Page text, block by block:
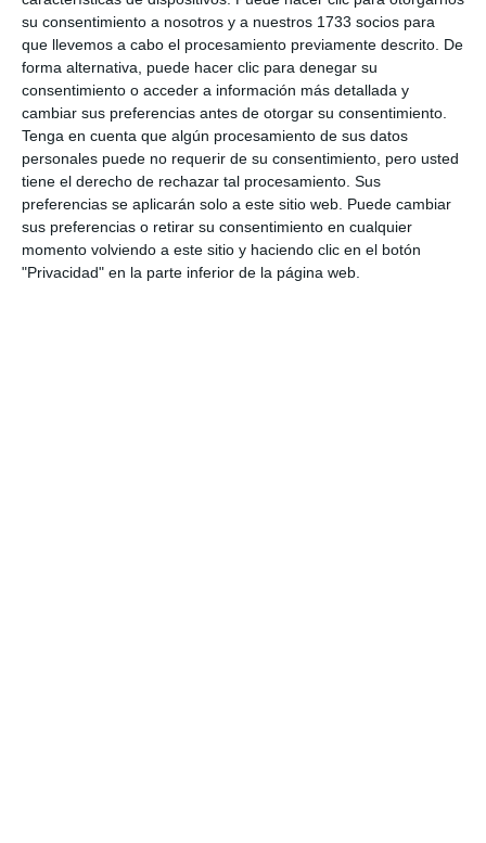
su consentimiento a nosotros y a nuestros 1733 socios para
que llevemos a cabo el procesamiento previamente descrito. De
forma alternativa, puede hacer clic para denegar su
consentimiento o acceder a información más detallada y
cambiar sus preferencias antes de otorgar su consentimiento.
Tenga en cuenta que algún procesamiento de sus datos
personales puede no requerir de su consentimiento, pero usted
tiene el derecho de rechazar tal procesamiento. Sus
preferencias se aplicarán solo a este sitio web. Puede cambiar
sus preferencias o retirar su consentimiento en cualquier
momento volviendo a este sitio y haciendo clic en el botón
"Privacidad" en la parte inferior de la página web.
ciudadanía a la práctica del taichí.
Comparte esta noticia desde el siguiente enlace:
https://mijascom.com/?a=38272
MIJAS TAICHI FIN DE CURSO TEATRO